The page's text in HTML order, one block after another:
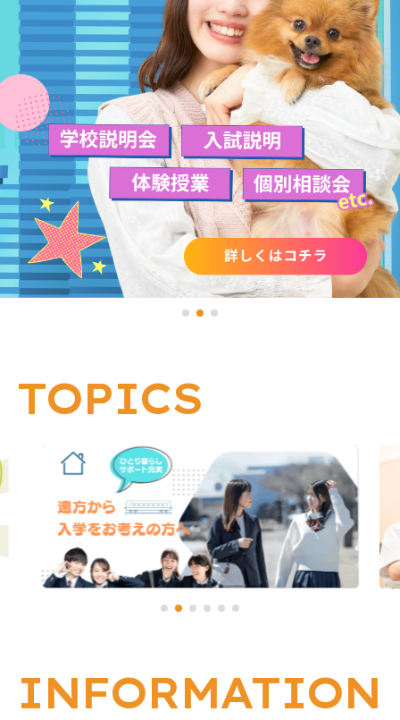
TOPICS
INFORMATION